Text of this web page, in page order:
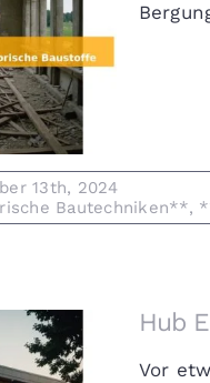
durch
13th, 2024
Bautechniken**,
Hub
Vor